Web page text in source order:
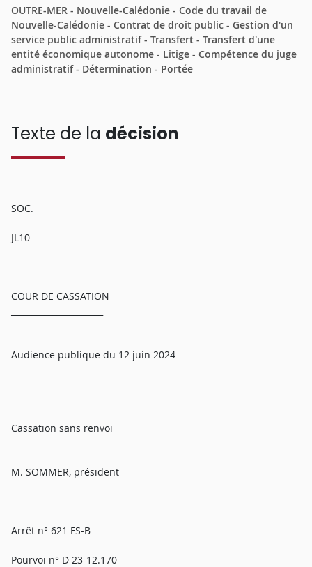
OUTRE-MER - Nouvelle-Calédonie - Code du travail de
Nouvelle-Calédonie - Contrat de droit public - Gestion d'un
service public administratif - Transfert - Transfert d'une
entité économique autonome - Litige - Compétence du juge
administratif - Détermination - Portée
Texte de la décision
SOC.
JL10
COUR DE CASSATION
Audience publique du 12 juin 2024
Cassation sans renvoi
M. SOMMER, président
Arrêt n° 621 FS-B
Pourvoi n° D 23-12.170